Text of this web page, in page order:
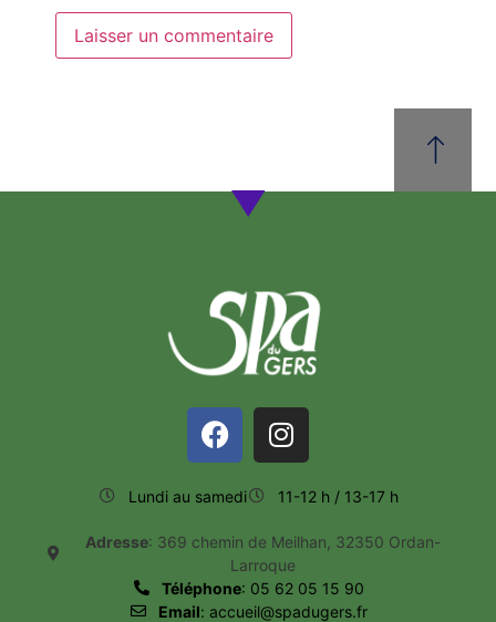
Lundi au samedi 11-12 h / 13-17 h
Adresse: 369 chemin de Meilhan, 32350 Ordan-
Larroque
Téléphone: 05 62 05 15 90
Email: accueil@spadugers.fr